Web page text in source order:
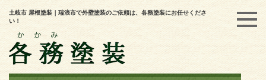
土岐市 屋根塗装｜瑞浪市で外壁塗装のご依頼は、各務塗装にお任せくださ
い！